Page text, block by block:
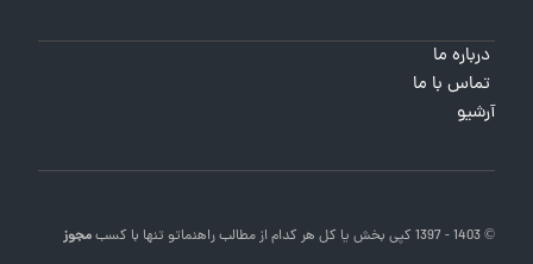
درباره ما
تماس با ما
آرشیو
© 1403 - 1397 کپی بخش یا کل هر کدام از مطالب راهنماتو تنها با کسبمجوز